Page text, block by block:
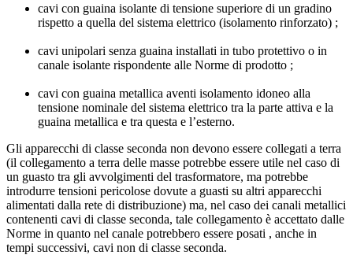
cavi con guaina isolante di tensione superiore di un gradino
rispetto a quella del sistema elettrico (isolamento rinforzato) ;
cavi unipolari senza guaina installati in tubo protettivo o in
canale isolante rispondente alle Norme di prodotto ;
cavi con guaina metallica aventi isolamento idoneo alla
tensione nominale del sistema elettrico tra la parte attiva e la
guaina metallica e tra questa e l’esterno.
Gli apparecchi di classe seconda non devono essere collegati a terra
(il collegamento a terra delle masse potrebbe essere utile nel caso di
un guasto tra gli avvolgimenti del trasformatore, ma potrebbe
introdurre tensioni pericolose dovute a guasti su altri apparecchi
alimentati dalla rete di distribuzione) ma, nel caso dei canali metallici
contenenti cavi di classe seconda, tale collegamento è accettato dalle
Norme in quanto nel canale potrebbero essere posati , anche in
tempi successivi, cavi non di classe seconda.